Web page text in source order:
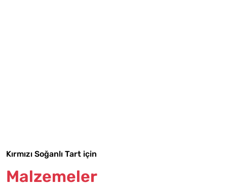
Kırmızı Soğanlı Tart için
Malzemeler